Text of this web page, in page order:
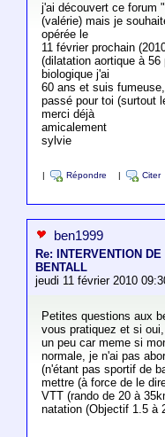
j'ai découvert ce forum
(valérie) mais je
opérée le
11 février prochain
(dilatation aortique à
biologique j'ai
60 ans et suis
passé pour toi (surtout
merci déjà
amicalement
sylvie
Répondre Citer
ben1999
Re: INTERVENTION DE
BENTALL
jeudi 11 février 2010
Petites questions aux
vous pratiquez et si
un peu car meme si
normale, je n'ai pas
(n'étant pas sportif de
mettre (à force de le
VTT (rando de 20 à
natation (Objectif 1.5 à